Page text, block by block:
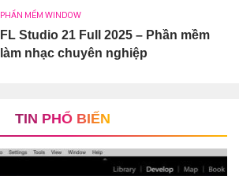
PHẦN MỀM WINDOW
FL Studio 21 Full 2025 – Phần mềm
làm nhạc chuyên nghiệp
TIN PHỔ BIẾN